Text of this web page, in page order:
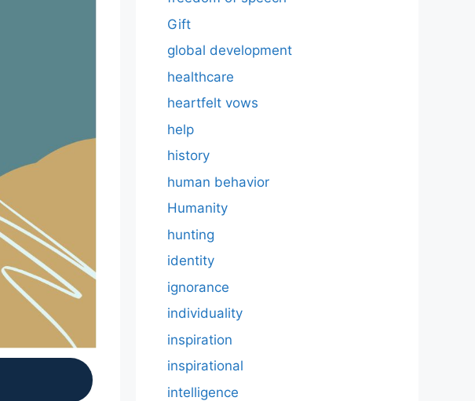
Gift
global development
healthcare
heartfelt vows
help
history
human behavior
Humanity
hunting
identity
ignorance
individuality
inspiration
inspirational
intelligence